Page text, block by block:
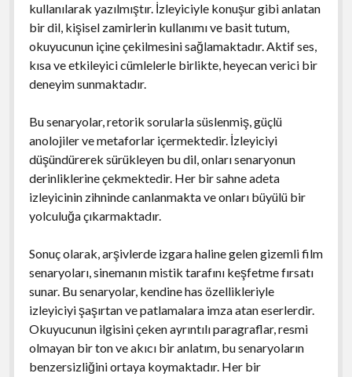
kullanılarak yazılmıştır. İzleyiciyle konuşur gibi anlatan
bir dil, kişisel zamirlerin kullanımı ve basit tutum,
okuyucunun içine çekilmesini sağlamaktadır. Aktif ses,
kısa ve etkileyici cümlelerle birlikte, heyecan verici bir
deneyim sunmaktadır.
Bu senaryolar, retorik sorularla süslenmiş, güçlü
anolojiler ve metaforlar içermektedir. İzleyiciyi
düşündürerek sürükleyen bu dil, onları senaryonun
derinliklerine çekmektedir. Her bir sahne adeta
izleyicinin zihninde canlanmakta ve onları büyülü bir
yolculuğa çıkarmaktadır.
Sonuç olarak, arşivlerde izgara haline gelen gizemli film
senaryoları, sinemanın mistik tarafını keşfetme fırsatı
sunar. Bu senaryolar, kendine has özellikleriyle
izleyiciyi şaşırtan ve patlamalara imza atan eserlerdir.
Okuyucunun ilgisini çeken ayrıntılı paragraflar, resmi
olmayan bir ton ve akıcı bir anlatım, bu senaryoların
benzersizliğini ortaya koymaktadır. Her bir